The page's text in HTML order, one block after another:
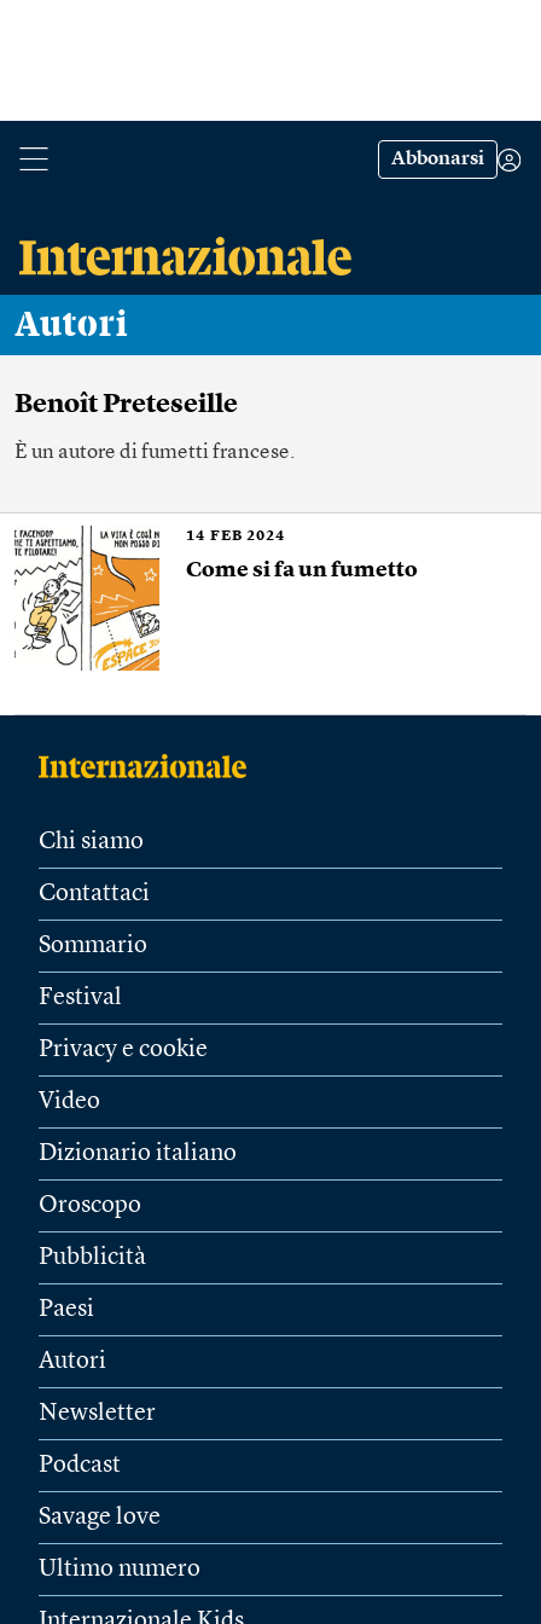
Abbonarsi
Autori
Benoît Preteseille
È un autore di fumetti francese.
14 FEB 2024
Come si fa un fumetto
Chi siamo
Contattaci
Sommario
Festival
Privacy e cookie
Video
Dizionario italiano
Oroscopo
Pubblicità
Paesi
Autori
Newsletter
Podcast
Savage love
Ultimo numero